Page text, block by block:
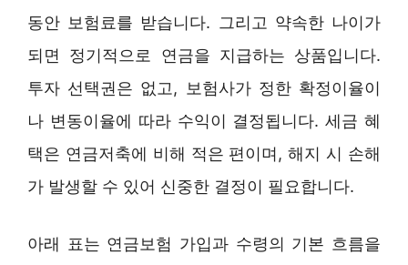
동안 보험료를 받습니다. 그리고 약속한 나이가
되면 정기적으로 연금을 지급하는 상품입니다.
투자 선택권은 없고, 보험사가 정한 확정이율이
나 변동이율에 따라 수익이 결정됩니다. 세금 혜
택은 연금저축에 비해 적은 편이며, 해지 시 손해
가 발생할 수 있어 신중한 결정이 필요합니다.
아래 표는 연금보험 가입과 수령의 기본 흐름을